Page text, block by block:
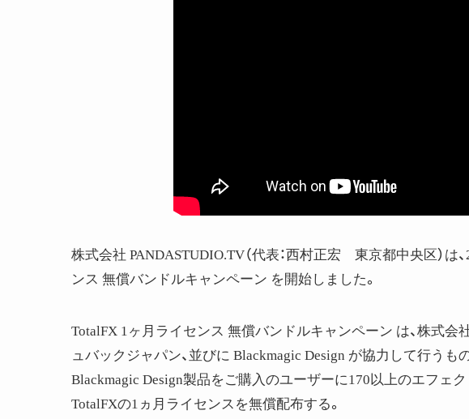
株式会社 PANDASTUDIO.TV（代表：西村正宏 東京都中央区）は
ンス 無償バンドルキャンペーン を開始しました。
TotalFX 1ヶ月ライセンス 無償バンドルキャンペーン は、株式会
ュバックジャパン、並びに Blackmagic Design が協力して行うも
Blackmagic Design製品をご購入のユーザーに170以上のエフェ
TotalFXの1ヵ月ライセンスを無償配布する。